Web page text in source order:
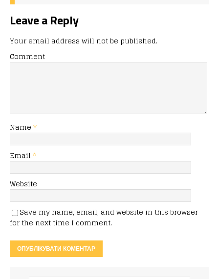
Leave a Reply
Your email address will not be published.
Comment
Name *
Email *
Website
Save my name, email, and website in this browser
for the next time I comment.